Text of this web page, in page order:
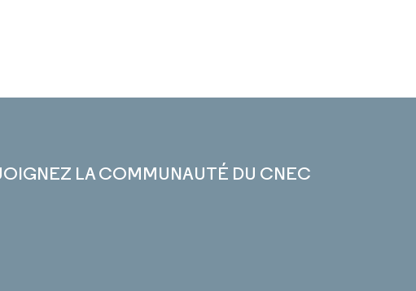
LA COMMUNAUTÉ DU CNEC